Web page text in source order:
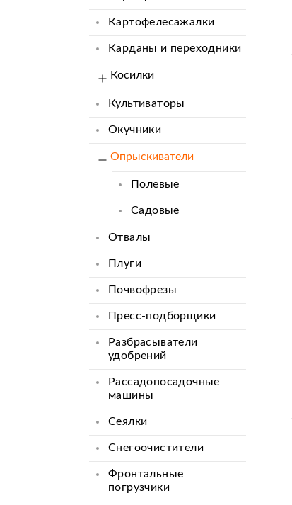
Картофелесажалки
Карданы и переходники
Косилки
Культиваторы
Окучники
Опрыскиватели
Полевые
Садовые
Отвалы
Плуги
Почвофрезы
Пресс-подборщики
Разбрасыватели
удобрений
Рассадопосадочные
машины
Сеялки
Снегоочистители
Фронтальные
погрузчики